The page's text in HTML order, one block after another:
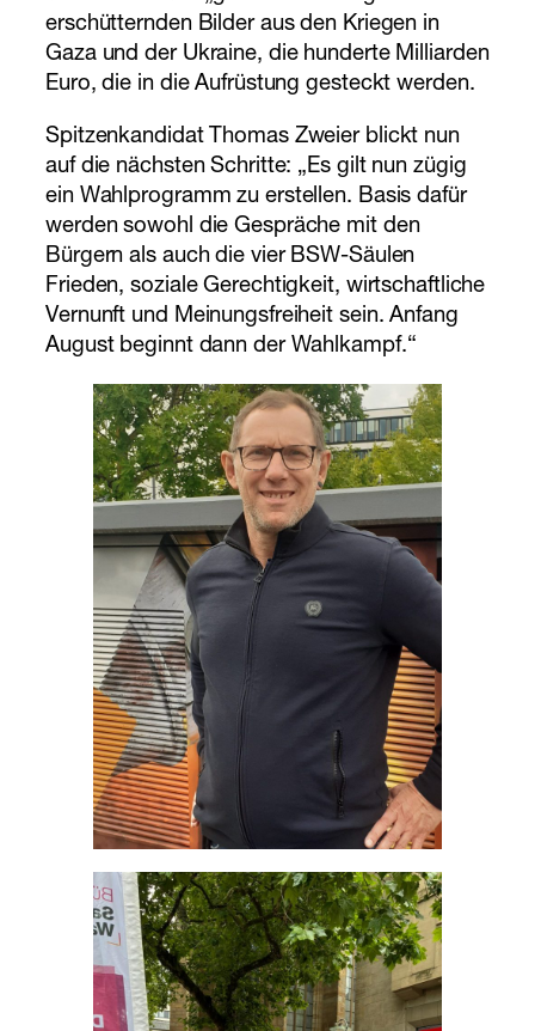
erschütternden Bilder aus den Kriegen in
Gaza und der Ukraine, die hunderte Milliarden
Euro, die in die Aufrüstung gesteckt werden.
Spitzenkandidat Thomas Zweier blickt nun
auf die nächsten Schritte: „Es gilt nun zügig
ein Wahlprogramm zu erstellen. Basis dafür
werden sowohl die Gespräche mit den
Bürgern als auch die vier BSW-Säulen
Frieden, soziale Gerechtigkeit, wirtschaftliche
Vernunft und Meinungsfreiheit sein. Anfang
August beginnt dann der Wahlkampf.“